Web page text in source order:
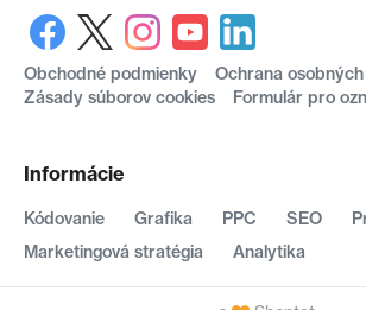
Informácie
Kódovanie Grafika PPC SEO
Marketingová stratégia
Analytika
Obchodné podmienky
Ochrana
Zásady súborov cookies
Formulár pro